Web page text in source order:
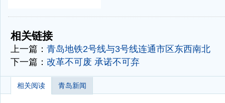
-
相关链接
上一篇： 青岛地铁2号线与3号线连通市区东西南北
下一篇： 改革不可废 承诺不可弃
相关阅读 青岛新闻